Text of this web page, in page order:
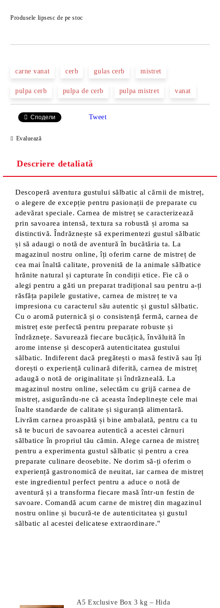
Produsele lipsesc de pe stoc
carne vanat cerb gulas cerb mistret
pulpa cerb pulpa de cerb pulpa mistret vanat
Сподели Tweet
Evaluează
Descriere detaliată
Descoperă aventura gustului sălbatic al cărnii de mistreț,
o alegere de excepție pentru pasionații de preparate cu
adevărat speciale. Carnea de mistreț se caracterizează
prin savoarea intensă, textura sa robustă și aroma sa
distinctivă. Îndrăznește să experimentezi gustul sălbatic
și să adaugi o notă de aventură în bucătăria ta. La
magazinul nostru online, îți oferim carne de mistreț de
cea mai înaltă calitate, provenită de la animale sălbatice
hrănite natural și capturate în condiții etice. Fie că o
alegi pentru a găti un preparat tradițional sau pentru a-ți
răsfăța papilele gustative, carnea de mistreț te va
impresiona cu caracterul său autentic și gustul sălbatic.
Cu o aromă puternică și o consistență fermă, carnea de
mistreț este perfectă pentru preparate robuste și
îndrăznețe. Savurează fiecare bucățică, învăluită în
arome intense și descoperă autenticitatea gustului
sălbatic. Indiferent dacă pregătești o masă festivă sau îți
dorești o experiență culinară diferită, carnea de mistreț
adaugă o notă de originalitate și îndrăzneală. La
magazinul nostru online, selectăm cu grijă carnea de
mistreț, asigurându-ne că aceasta îndeplinește cele mai
înalte standarde de calitate și siguranță alimentară.
Livrăm carnea proaspătă și bine ambalată, pentru ca tu
să te bucuri de savoarea autentică a acestei cărnuri
sălbatice în propriul tău cămin. Alege carnea de mistreț
pentru a experimenta gustul sălbatic și pentru a crea
preparate culinare deosebite. Ne dorim să-ți oferim o
experiență gastronomică de neuitat, iar carnea de mistreț
este ingredientul perfect pentru a aduce o notă de
aventură și a transforma fiecare masă într-un festin de
savoare. Comandă acum carne de mistreț din magazinul
nostru online și bucură-te de autenticitatea și gustul
sălbatic al acestei delicatese extraordinare."
A5 Exclusive Box 3 kg – Hida